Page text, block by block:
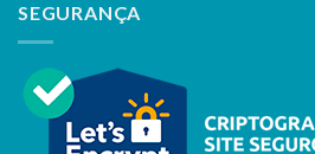
SEGURANÇA